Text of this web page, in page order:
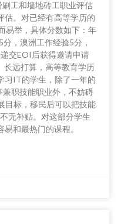
工和墙地砖工职业评估
估。对已经有高等学历的
易举，具体分数如下：年
，澳洲工作经验5分，
交EOI后获得邀请申请
长远打算，高等教育学历
习IT的学生，除了一年的
兼职技能职业外，不妨碍
目标，移民后可以把技能
无补贴。对这部分学生
和最热门的课程。